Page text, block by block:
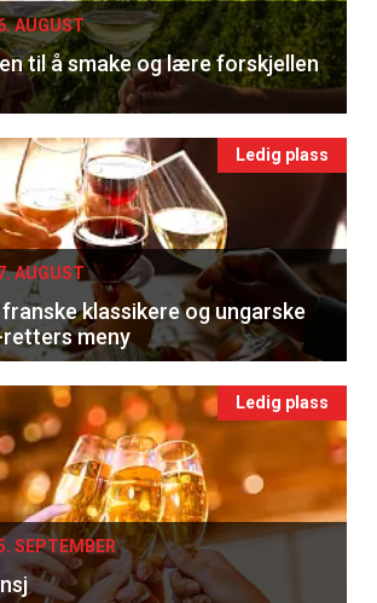
AUGUST
til å smake og lære forskjellen
Ledig plass
AUGUST
klassikere og ungarske
meny
Ledig plass
SEPTEMBER